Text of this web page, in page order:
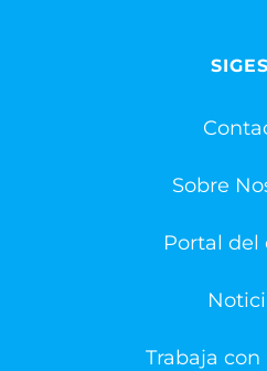
Sobre
Portal del
Trabaja con